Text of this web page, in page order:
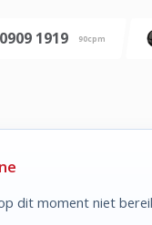
0909 1919 90cpm
dit moment niet